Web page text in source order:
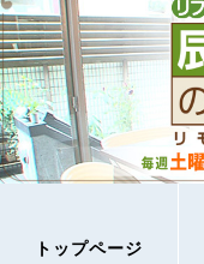
トップページ